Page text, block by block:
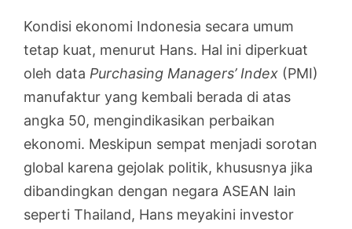
Kondisi ekonomi Indonesia secara umum
tetap kuat, menurut Hans. Hal ini diperkuat
oleh data Purchasing Managers’ Index (PMI)
manufaktur yang kembali berada di atas
angka 50, mengindikasikan perbaikan
ekonomi. Meskipun sempat menjadi sorotan
global karena gejolak politik, khususnya jika
dibandingkan dengan negara ASEAN lain
seperti Thailand, Hans meyakini investor